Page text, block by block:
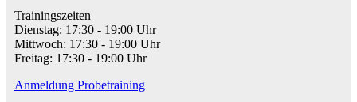
Trainingszeiten
Dienstag: 17:30 - 19:00 Uhr
Mittwoch: 17:30 - 19:00 Uhr
Freitag: 17:30 - 19:00 Uhr
Anmeldung Probetraining